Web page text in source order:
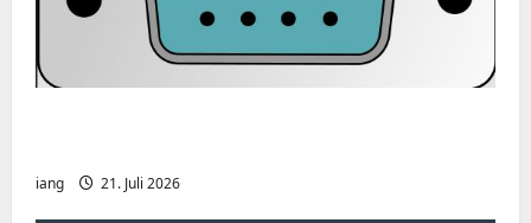
iang 21. Juli 2026